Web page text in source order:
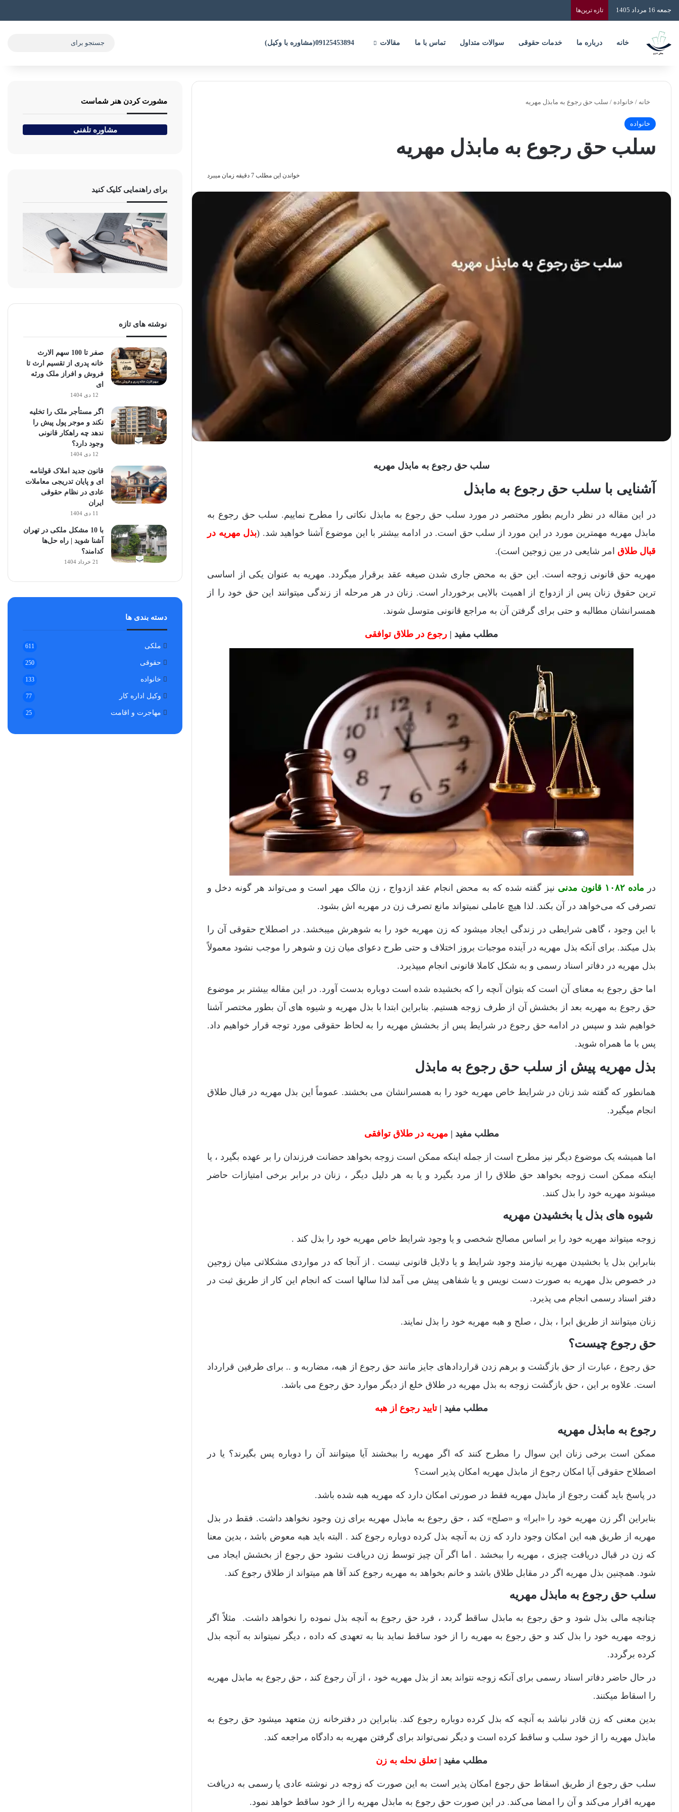
جمعه 16 مرداد 1405 تازه‌ ترین‌ها
خانه درباره ما خدمات حقوقی سوالات متداول تماس با ما مقالات
خانه / خانواده / سلب حق رجوع به مابذل مهریه
خانواده
سلب حق رجوع به مابذل مهریه
خواندن این مطلب 7 دقیقه زمان میبرد
سلب حق رجوع به مابذل مهریه
آشنایی با سلب حق رجوع به مابذل
در این مقاله در نظر داریم بطور مختصر در مورد سلب حق رجوع به مابذل نکاتی را مطرح نماییم. سلب حق رجوع به
مابذل مهریه مهمترین مورد در این مورد از سلب حق است. در ادامه بیشتر با این موضوع آشنا خواهید شد. (بذل مهریه در
قبال طلاق امر شایعی در بین زوجین است).
مهریه حق قانونی زوجه است. این حق به محض جاری شدن صیغه عقد برقرار میگردد. مهریه به عنوان یکی از اساسی
ترین حقوق زنان پس از ازدواج از اهمیت بالایی برخوردار است. زنان در هر مرحله از زندگی میتوانند این حق خود را از
همسرانشان مطالبه و حتی برای گرفتن آن به مراجع قانونی متوسل شوند.
مطلب مفید | رجوع در طلاق توافقی
در ماده ۱۰۸۲ قانون مدنی
نیز گفته شده که به محض انجام عقد ازدواج ، زن مالک مهر است و می‌تواند هر گونه دخل و
تصرفی که می‌خواهد در آن بکند. لذا هیچ عاملی نمیتواند مانع تصرف زن در مهریه اش بشود.
با این وجود ، گاهی شرایطی در زندگی ایجاد میشود که زن مهریه خود را به شوهرش میبخشد. در اصطلاح حقوقی آن را
بذل میکند. برای آنکه بذل مهریه در آینده موجبات بروز اختلاف و حتی طرح دعوای میان زن و شوهر را موجب نشود معمولاً
بذل مهریه در دفاتر اسناد رسمی و به شکل کاملا قانونی انجام میپذیرد.
اما حق رجوع به معنای آن است که بتوان آنچه را که بخشیده شده است دوباره بدست آورد. در این مقاله بیشتر بر موضوع
حق رجوع به مهریه بعد از بخشش آن از طرف زوجه هستیم. بنابراین ابتدا با بذل مهریه و شیوه های آن بطور مختصر آشنا
خواهیم شد و سپس در ادامه حق رجوع در شرایط پس از بخشش مهریه را به لحاظ حقوقی مورد توجه قرار خواهیم داد.
پس با ما همراه شوید.
بذل مهریه پیش از سلب حق رجوع به مابذل
همانطور که گفته شد زنان در شرایط خاص مهریه خود را به همسرانشان می بخشند. عموماً این بذل مهریه در قبال طلاق
انجام میگیرد.
مطلب مفید | مهریه در طلاق توافقی
اما همیشه یک موضوع دیگر نیز مطرح است از جمله اینکه ممکن است زوجه بخواهد حضانت فرزندان را بر عهده بگیرد ، یا
اینکه ممکن است زوجه بخواهد حق طلاق را از مرد بگیرد و یا به هر دلیل دیگر ، زنان در برابر برخی امتیازات حاضر
میشوند مهریه خود را بذل کنند.
شیوه های بذل یا بخشیدن مهریه
زوجه میتواند مهریه خود را بر اساس مصالح شخصی و یا وجود شرایط خاص مهریه خود را بذل کند .
بنابراین بذل یا بخشیدن مهریه نیازمند وجود شرایط و یا دلایل قانونی نیست . از آنجا که در مواردی مشکلاتی میان زوجین
در خصوص بذل مهریه به صورت دست نویس و یا شفاهی پیش می آمد لذا سالها است که انجام این کار از طریق ثبت در
دفتر اسناد رسمی انجام می پذیرد.
زنان میتوانند از طریق ابرا ، بذل ، صلح و هبه مهریه خود را بذل نمایند.
حق رجوع چیست؟
حق رجوع ، عبارت از حق بازگشت و برهم زدن قراردادهای جایز مانند حق رجوع از هبه، مضاربه و .. برای طرفین قرارداد
است. علاوه بر این ، حق بازگشت زوجه به بذل مهریه در طلاق خلع از دیگر موارد حق رجوع می باشد.
مطلب مفید |تایید رجوع از هبه
رجوع به مابذل مهریه
ممکن است برخی زنان این سوال را مطرح کنند که اگر مهریه را ببخشند آیا میتوانند آن را دوباره پس بگیرند؟ یا در
اصطلاح حقوقی آیا امکان رجوع از مابذل مهریه امکان پذیر است؟
در پاسخ باید گفت رجوع از مابذل مهریه فقط در صورتی امکان دارد که مهریه هبه شده باشد.
بنابراین اگر زن مهریه خود را «ابرا» و «صلح» کند ، حق رجوع به مابذل مهریه برای زن وجود نخواهد داشت. فقط در بذل
مهریه از طریق هبه این امکان وجود دارد که زن به آنچه بذل کرده دوباره رجوع کند . البته باید هبه معوض باشد ، بدین معنا
که زن در قبال دریافت چیزی ، مهریه را ببخشد . اما اگر آن چیز توسط زن دریافت نشود حق رجوع از بخشش ایجاد می
شود. همچنین بذل مهریه اگر در مقابل طلاق باشد و خانم بخواهد به مهریه رجوع کند آقا هم میتواند از طلاق رجوع کند.
سلب حق رجوع به مابذل مهریه
چنانچه مالی بذل شود و حق رجوع به مابذل ساقط گردد ، فرد حق رجوع به آنچه بذل نموده را نخواهد داشت. مثلاً اگر
زوجه مهریه خود را بذل کند و حق رجوع به مهریه را از خود ساقط نماید بنا به تعهدی که داده ، دیگر نمیتواند به آنچه بذل
کرده برگردد.
در حال حاضر دفاتر اسناد رسمی برای آنکه زوجه نتواند بعد از بذل مهریه خود ، از آن رجوع کند ، حق رجوع به مابذل مهریه
را اسقاط میکنند.
بدین معنی که زن قادر نباشد به آنچه که بذل کرده دوباره رجوع کند. بنابراین در دفترخانه زن متعهد میشود حق رجوع به
مابذل مهریه را از خود سلب و ساقط کرده است و دیگر نمی‌تواند برای گرفتن مهریه به دادگاه مراجعه کند.
مطلب مفید |تعلق نحله به زن
سلب حق رجوع از طریق اسقاط حق رجوع امکان پذیر است به این صورت که زوجه در نوشته عادی یا رسمی به دریافت
مهریه اقرار می‌کند و آن را امضا می‌کند. در این صورت حق رجوع به مابذل مهریه را از خود ساقط خواهد نمود.
مشورت کردن هنر شماست
مشاوره تلفنی
برای راهنمایی کلیک کنید
نوشته های تازه
صفر تا 100 سهم الارث
خانه پدری از تقسیم ارث تا
فروش و افراز ملک ورثه
ای
12 دی 1404
اگر مستأجر ملک را تخلیه
نکند و موجر پول پیش را
ندهد چه راهکار قانونی
وجود دارد؟
12 دی 1404
قانون جدید املاک قولنامه
ای و پایان تدریجی معاملات
عادی در نظام حقوقی
ایران
11 دی 1404
با 10 مشکل ملکی در تهران
آشنا شوید | راه حل‌ها
کدامند؟
21 خرداد 1404
دسته بندی ها
ملکی 611
حقوقی 250
خانواده 133
وکیل اداره کار 77
مهاجرت و اقامت 25